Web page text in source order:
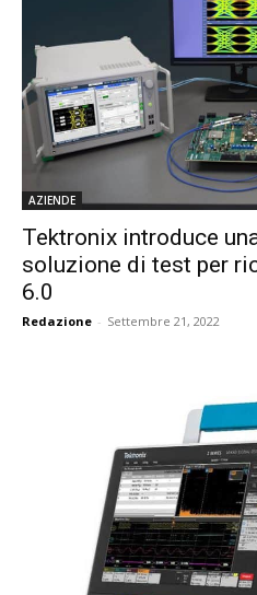
AZIENDE
Tektronix introduce
soluzione di test per
6.0
Redazione - Settembre 21, 2022